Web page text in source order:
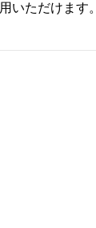
いただけます。